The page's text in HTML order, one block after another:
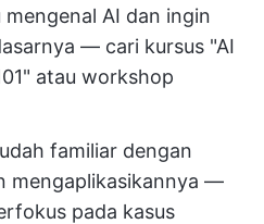
mengenal AI dan ingin
— cari kursus "AI
atau workshop
familiar dengan
mengaplikasikannya —
pada kasus